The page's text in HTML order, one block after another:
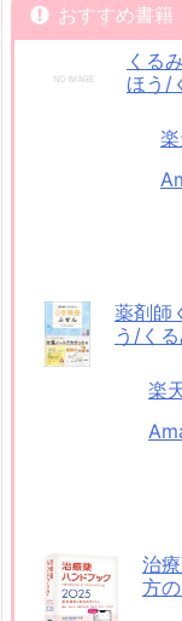
おすすめ書籍
くる
ほう/
薬剤師
う/く
楽
治
方